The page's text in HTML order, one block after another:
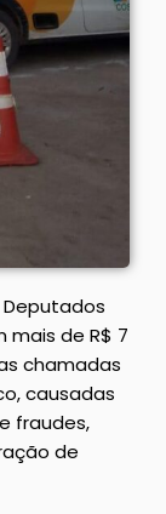
de R$ 7
chamadas
causadas
fraudes,
de